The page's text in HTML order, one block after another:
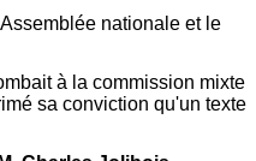
nationale et le
à la commission mixte
sa conviction qu'un texte